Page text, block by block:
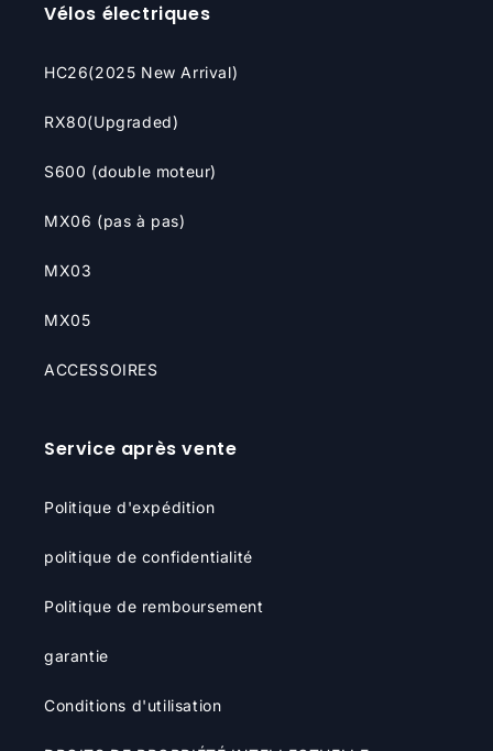
Vélos électriques
HC26(2025 New Arrival)
RX80(Upgraded)
S600 (double moteur)
MX06 (pas à pas)
MX03
MX05
ACCESSOIRES
Service après vente
Politique d'expédition
politique de confidentialité
Politique de remboursement
garantie
Conditions d'utilisation